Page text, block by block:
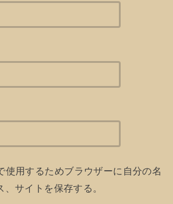
使用するためブラウザーに自分の名
サイトを保存する。